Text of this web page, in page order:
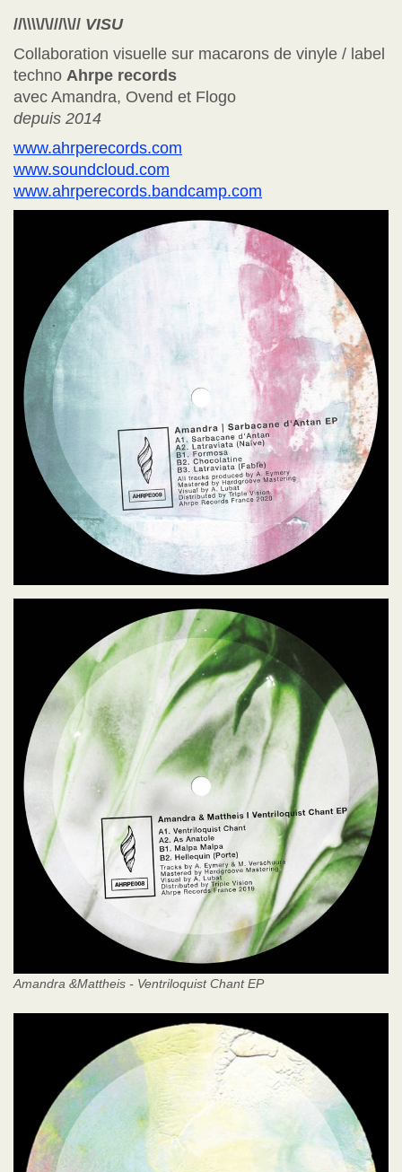
//\\\\/\///\\// VISU
Collaboration visuelle sur macarons de vinyle / label
techno Ahrpe records
avec Amandra, Ovend et Flogo
depuis 2014
www.ahrperecords.com
www.soundcloud.com
www.ahrperecords.bandcamp.com
Amandra &Mattheis - Ventriloquist Chant EP